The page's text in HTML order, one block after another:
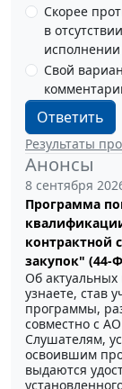
Скорее
в
исполнении
Свой
Ответить
Результаты
Анонсы
8 сентября
Программа
контрактной
закупок" (44-
Об
узнаете, став
программы,
совместно с
Слушателям,
освоившим
выдаются